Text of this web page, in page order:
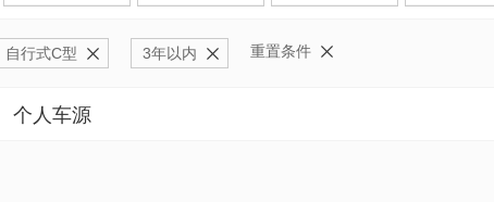
自行式C型 3年以内 重置条件
个人车源